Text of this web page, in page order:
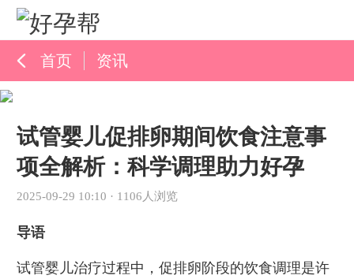
首页 资讯
综合资讯
孕育知识
试管婴儿促排卵期间饮食注意事
项全解析：科学调理助力好孕
2025-09-29 10:10 · 1106人浏览
导语
试管婴儿治疗过程中，促排卵阶段的饮食调理是许